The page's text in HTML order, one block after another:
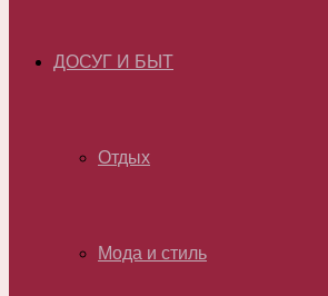
ДОСУГ И БЫТ
Отдых
Мода и стиль